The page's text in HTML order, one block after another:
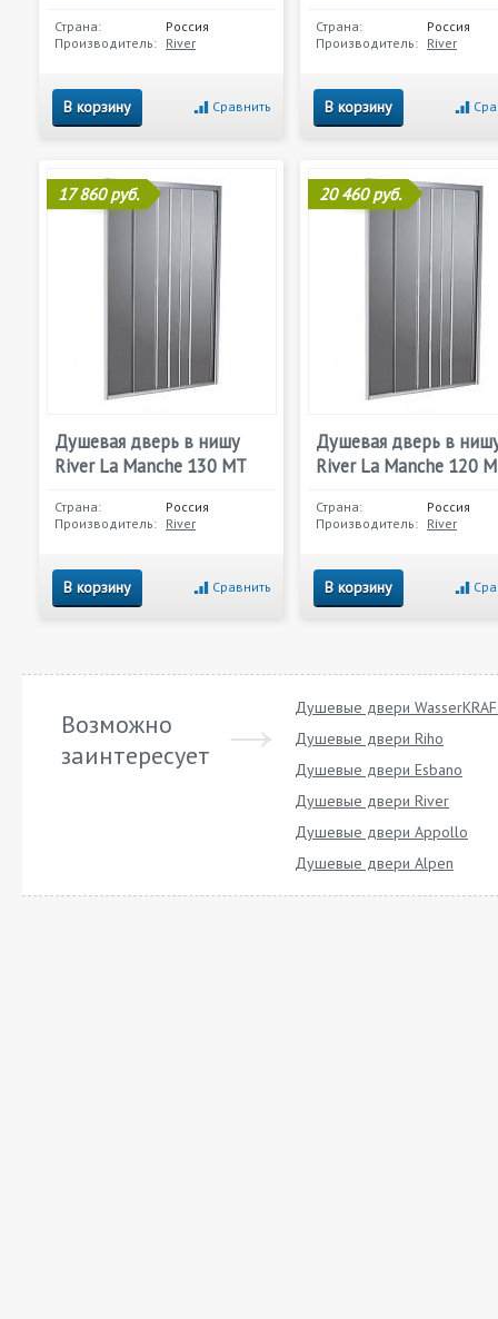
Страна:
Россия
Производитель: River
В корзину Сравнить
Страна:
Россия
Производитель: River
В корзину
17 860 руб.
Душевая дверь в нишу
River La Manche 130 МТ
Страна:
Россия
Производитель: River
В корзину Сравнить
20 460 руб.
Душевая дверь в
River La Manche 120
Страна:
Россия
Производитель: River
В корзину
Возможно
заинтересует
Душевые двери
Душевые двери Riho
Душевые двери Esbano
Душевые двери River
Душевые двери Appollo
Душевые двери Alpen